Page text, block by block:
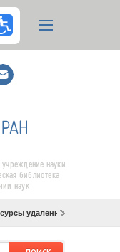
науки
библиотека
наук
удаленного доступа